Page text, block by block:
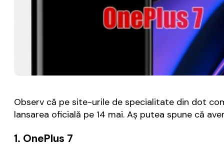
Observ că pe site-urile de specialitate din dot
lansarea oficială pe 14 mai. Aș putea spune că
1. OnePlus 7